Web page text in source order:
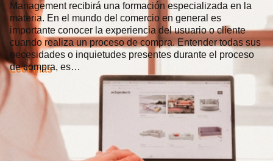
Management recibirá una formación especializada en la
materia. En el mundo del comercio en general es
importante conocer la experiencia del usuario o cliente
cuando realiza un proceso de compra. Entender todas sus
necesidades o inquietudes presentes durante el proceso
de compra, es…
Leer más